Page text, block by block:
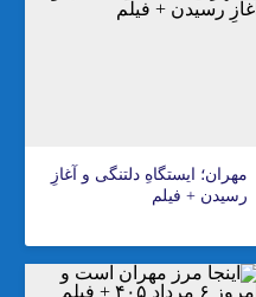
مهران؛ ایستگاهِ دلتنگی و آغازِ
رسیدن + فیلم